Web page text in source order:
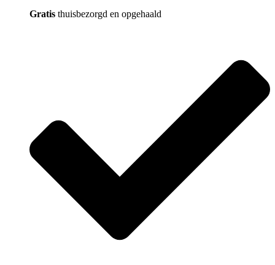
Gratis thuisbezorgd en opgehaald